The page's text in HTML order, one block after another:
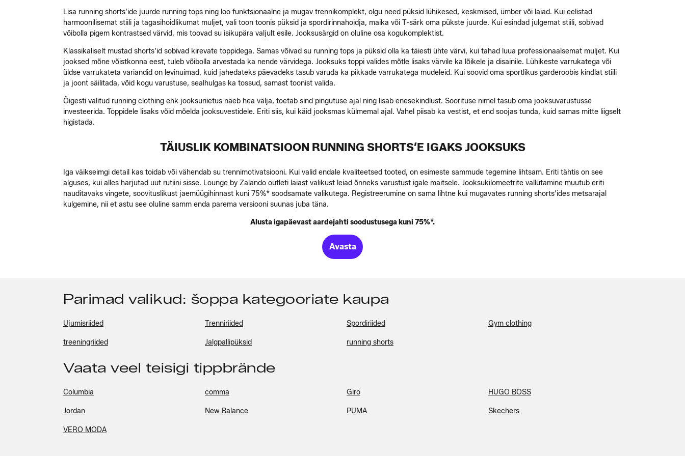
Lisa running shorts’ide juurde running tops ning loo funktsionaalne ja mugav trennikomplekt, olgu need püksid lühikesed, keskmised, ümber või laiad. Kui eelistad
harmoonilisemat stiili ja tagasihoidlikumat muljet, vali toon toonis püksid ja spordirinnahoidja, maika või T-särk oma pükste juurde. Kui esindad julgemat stiili, sobivad
võibolla pigem kontrastsed värvid, mis toovad su isikupära valjult esile. Jooksusärgid on oluline osa kogukomplektist.
Klassikaliselt must ad shorts’id sobivad kirevate toppidega. Samas võivad su running tops ja püksid olla ka täiesti ühte värvi, kui tahad luua professionaalsemat muljet. Kui
jooksed mõne võistkonna eest, tuleb võibolla arvestada ka nende värvidega. Jooksuks toppi valides mõtle lisaks värvile ka lõikele ja disainile. Lühikeste varrukatega või
üldse varrukateta variandid on levinuimad, kuid jahedateks päevadeks tasub varuda ka pikkade varrukatega mudeleid. Kui soovid oma sportlikus garderoobis kindlat stiili
ja joont säilitada, võid kogu varustuse, sealhulgas ka tossud, samast toonist valida.
Õigesti valitud running clothing ehk jooksuriietus näeb hea välja, toetab sind pingutuse ajal ning lisab enesekindlust. Soorituse nimel tasub oma jooksuvarustusse
investeerida. Toppidele lisaks võid mõelda jooksuvestidele. Eriti siis, kui käid jooksmas külmemal ajal. Vahel piisab ka vestist, et end soojas tunda, kuid samas mitte liigselt
higistada.
TÄIUSLIK KOMBINATSIOON RUNNING SHORTS’E IGAKS JOOKSUKS
Iga väikseimgi detail kas toidab või vähendab su trennimotivatsiooni. Kui valid endale kvaliteetsed tooted, on esimeste sammude tegemine lihtsam. Eriti tähtis on see
alguses, kui alles harjutad uut rutiini sisse. Lounge by Zalando outleti laiast valikust leiad õnneks varustust igale maitsele. Jooksukilomeetrite vallutamine muutub eriti
nauditavaks vingete, soovituslikust jaemüügihinnast kuni 75%* soodsamate valikutega. Registreerumine on sama lihtne kui mugavates running shorts’ides metsarajal
kulgemine, nii et astu see oluline samm enda parema versiooni suunas juba täna.
Alusta igapäevast aardejahti soodustusega kuni 75%*.
Avasta
Parimad valikud: šoppa kategooriate kaupa
Ujumisriided Trenniriided Spordiriided Gym clothing
treeningriided Jalgpallipüksid running shorts
Vaata veel teisigi tippbrände
Columbia comma Giro HUGO BOSS
Jordan New Balance PUMA Skechers
VERO MODA